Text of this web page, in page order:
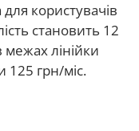
користувачів
становить 12
межах лінійки
125 грн/міс.